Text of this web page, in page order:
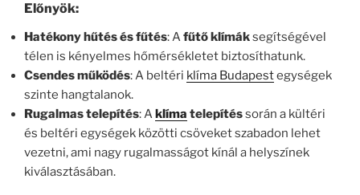
Előnyök:
Hatékony hűtés és fűtés: Afűtő klímáksegítségével
télen is kényelmes hőmérsékletet biztosíthatunk.
Csendes működés: A beltéri klíma Budapestegységek
szinte hangtalanok.
Rugalmas telepítés: Aklíma telepítéssorán a kültéri
és beltéri egységek közötti csöveket szabadon lehet
vezetni, ami nagy rugalmasságot kínál a helyszínek
kiválasztásában.